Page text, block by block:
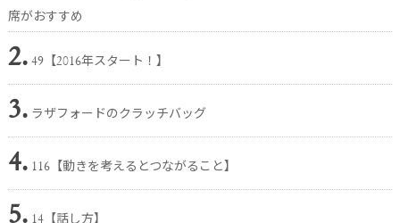
席がおすすめ
2. 49【2016年スタート！】
3. ラザフォードのクラッチバッグ
4. 116【動きを考えるとつながること】
5. 14【話し方】